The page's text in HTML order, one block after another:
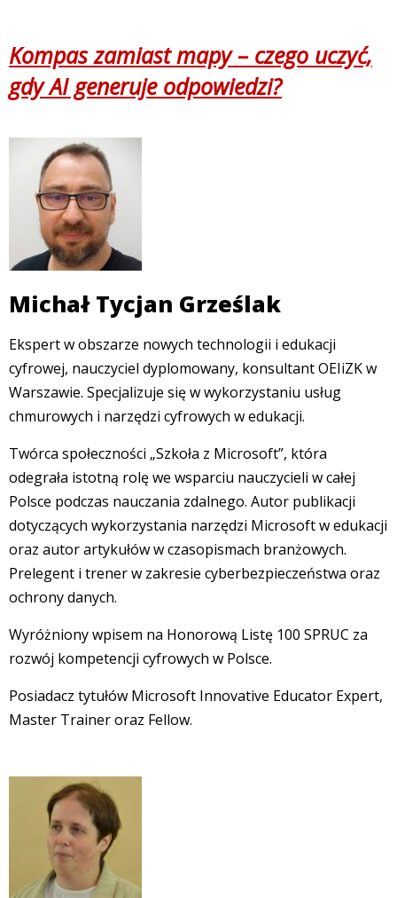
Kompas zamiast mapy – czego uczyć,
gdy AI generuje odpowiedzi?
Michał Tycjan Grześlak
Ekspert w obszarze nowych technologii i edukacji
cyfrowej, nauczyciel dyplomowany, konsultant OEIiZK w
Warszawie. Specjalizuje się w wykorzystaniu usług
chmurowych i narzędzi cyfrowych w edukacji.
Twórca społeczności „Szkoła z Microsoft”, która
odegrała istotną rolę we wsparciu nauczycieli w całej
Polsce podczas nauczania zdalnego. Autor publikacji
dotyczących wykorzystania narzędzi Microsoft w edukacji
oraz autor artykułów w czasopismach branżowych.
Prelegent i trener w zakresie cyberbezpieczeństwa oraz
ochrony danych.
Wyróżniony wpisem na Honorową Listę 100 SPRUC za
rozwój kompetencji cyfrowych w Polsce.
Posiadacz tytułów Microsoft Innovative Educator Expert,
Master Trainer oraz Fellow.